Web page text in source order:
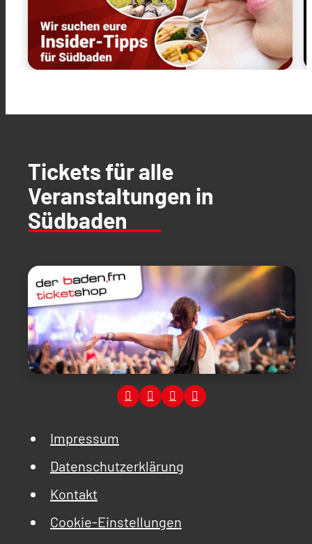
Tickets für alle
Veranstaltungen in
Südbaden
Impressum
Datenschutzerklärung
Kontakt
Cookie-Einstellungen